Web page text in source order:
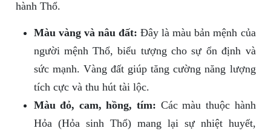
hành Thổ.
Màu vàng và nâu đất: Đây là màu bản mệnh của
người mệnh Thổ, biểu tượng cho sự ổn định và
sức mạnh. Vàng đất giúp tăng cường năng lượng
tích cực và thu hút tài lộc.
Màu đỏ, cam, hồng, tím: Các màu thuộc hành
Hỏa (Hỏa sinh Thổ) mang lại sự nhiệt huyết,